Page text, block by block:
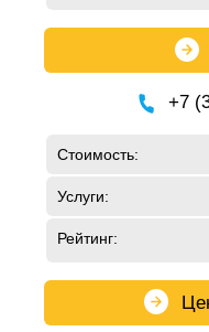
+7
Стоимость:
Услуги:
Рейтинг: